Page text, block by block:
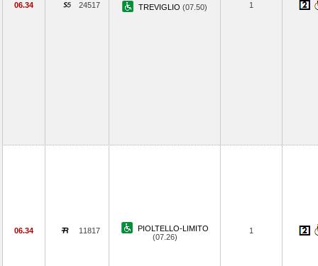
06.34 24517 TREVIGLIO (07.50) 1
06.34 11817
PIOLTELLO-LIMITO
(07.26)
1